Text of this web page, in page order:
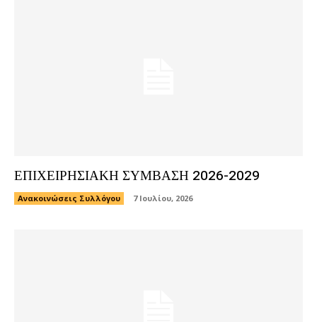
ΕΠΙΧΕΙΡΗΣΙΑΚΗ ΣΥΜΒΑΣΗ 2026-2029
Ανακοινώσεις Συλλόγου 7 Ιουλίου, 2026